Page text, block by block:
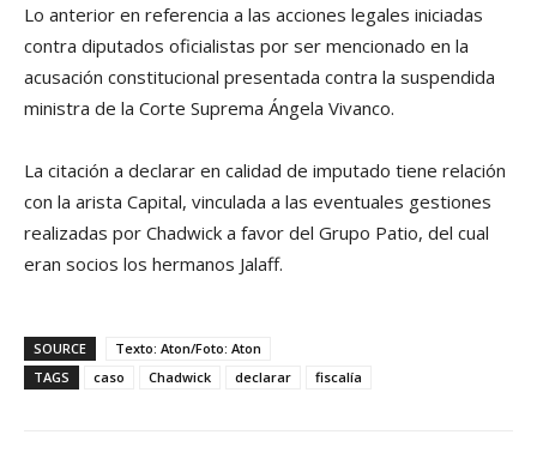
Lo anterior en referencia a las acciones legales iniciadas
contra diputados oficialistas por ser mencionado en la
acusación constitucional presentada contra la suspendida
ministra de la Corte Suprema Ángela Vivanco.
La citación a declarar en calidad de imputado tiene relación
con la arista Capital, vinculada a las eventuales gestiones
realizadas por Chadwick a favor del Grupo Patio, del cual
eran socios los hermanos Jalaff.
SOURCE
Texto: Aton/Foto: Aton
TAGS
caso Chadwick declarar fiscalía